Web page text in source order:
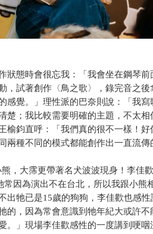
狀態時會很忘我：「我會坐在鋼琴前
，試著創作〈鳥之歌〉，錄完音之後
感覺。」理性派的巴奈則說：「我寫
楚；我比較需要明確的主題，不太相
榆鈞直呼：「我們真的很不一樣！好
種不同的模式都能創作出一直流傳
，大霈更帶著名犬波波現身！李佳
因為演出不在台北，所以我跟小熊
出牠已是15歲的狗狗，李佳歡也感
的，因為常會意識到牠年紀大或許不
」現場李佳歡感性的一度講到哽咽